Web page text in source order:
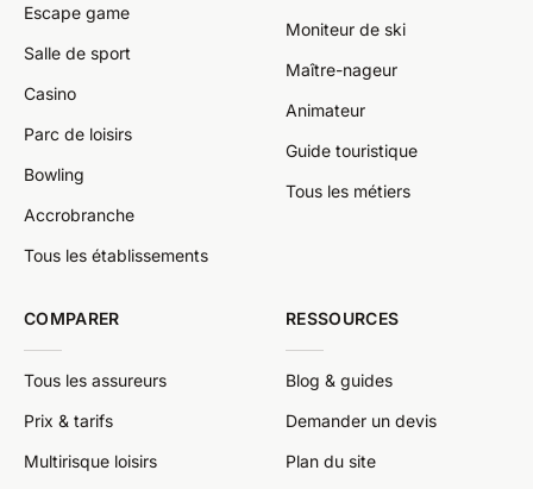
Escape game
Salle de sport
Casino
Parc de loisirs
Bowling
Accrobranche
Tous les établissements
Moniteur de ski
Maître-nageur
Animateur
Guide touristique
Tous les métiers
COMPARER
Tous les assureurs
Prix & tarifs
Multirisque loisirs
RESSOURCES
Blog & guides
Demander un devis
Plan du site